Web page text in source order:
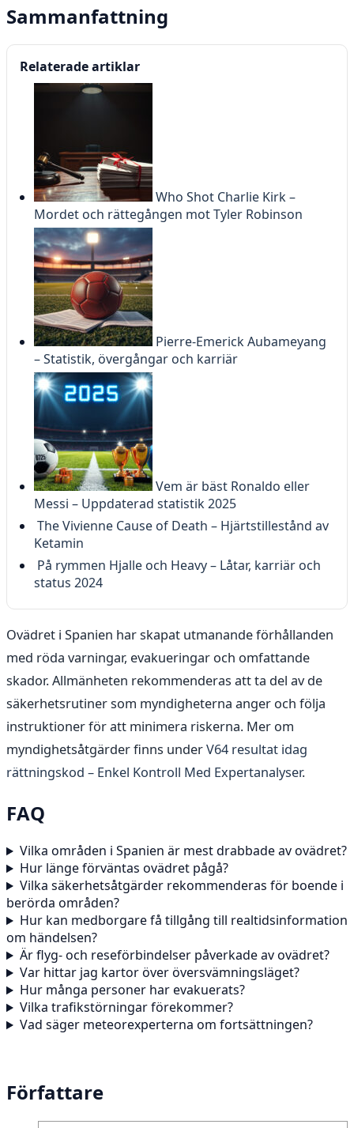
Sammanfattning
Relaterade artiklar
Who Shot Charlie Kirk –
Mordet och rättegången mot Tyler Robinson
Pierre-Emerick Aubameyang
– Statistik, övergångar och karriär
Vem är bäst Ronaldo eller
Messi – Uppdaterad statistik 2025
The Vivienne Cause of Death – Hjärtstillestånd av
Ketamin
På rymmen Hjalle och Heavy – Låtar, karriär och
status 2024
Ovädret i Spanien har skapat utmanande förhållanden
med röda varningar, evakueringar och omfattande
skador. Allmänheten rekommenderas att ta del av de
säkerhetsrutiner som myndigheterna anger och följa
instruktioner för att minimera riskerna. Mer om
myndighetsåtgärder finns underV64 resultat idag
rättningskod – Enkel Kontroll Med Expertanalyser.
FAQ
Vilka områden i Spanien är mest drabbade av ovädret?
Hur länge förväntas ovädret pågå?
Vilka säkerhetsåtgärder rekommenderas för boende i
berörda områden?
Hur kan medborgare få tillgång till realtidsinformation
om händelsen?
Är flyg- och reseförbindelser påverkade av ovädret?
Var hittar jag kartor över översvämningsläget?
Hur många personer har evakuerats?
Vilka trafikstörningar förekommer?
Vad säger meteorexperterna om fortsättningen?
Författare